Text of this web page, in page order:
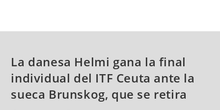
La danesa Helmi gana la final
individual del ITF Ceuta ante la
sueca Brunskog, que se retira